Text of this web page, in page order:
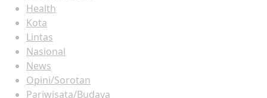
Health
Kota
Lintas
Nasional
News
Opini/Sorotan
Pariwisata/Budaya